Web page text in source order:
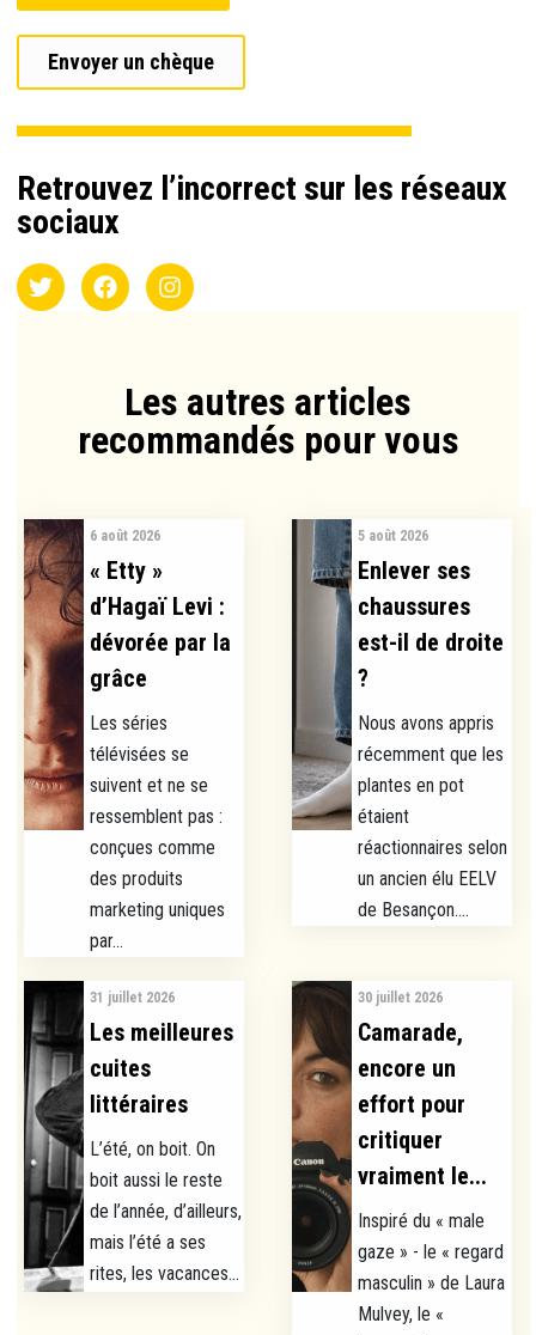
Envoyer un chèque
Retrouvez l’incorrect sur les réseaux
sociaux
Les autres articles
recommandés pour vous​
6 août 2026
« Etty »
d’Hagaï Levi :
dévorée par la
grâce
Les séries
télévisées se
suivent et ne se
ressemblent pas :
conçues comme
des produits
marketing uniques
par...
5 août 2026
Enlever ses
chaussures
est-il de droite
?
Nous avons appris
récemment que les
plantes en pot
étaient
réactionnaires selon
un ancien élu EELV
de Besançon....
31 juillet 2026
Les meilleures
cuites
littéraires
L’été, on boit. On
boit aussi le reste
de l’année, d’ailleurs,
mais l’été a ses
rites, les vacances...
30 juillet 2026
Camarade,
encore un
effort pour
critiquer
vraiment le...
Inspiré du « male
gaze » - le « regard
masculin » de Laura
Mulvey, le «